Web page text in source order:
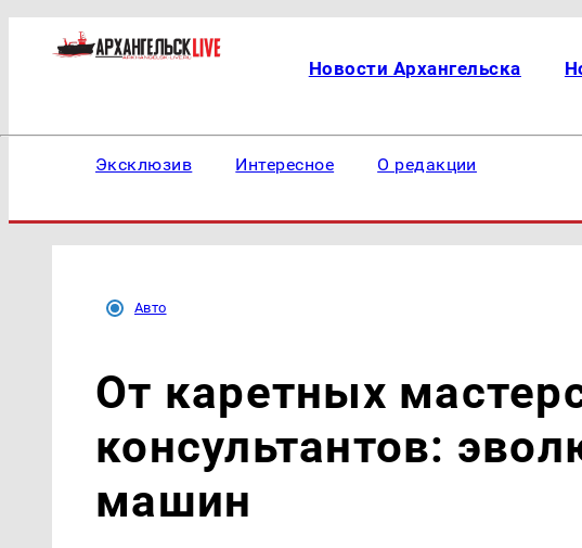
Новости Архангельска
Эксклюзив Интересное О редакции
Авто
От каретных
консультантов:
машин